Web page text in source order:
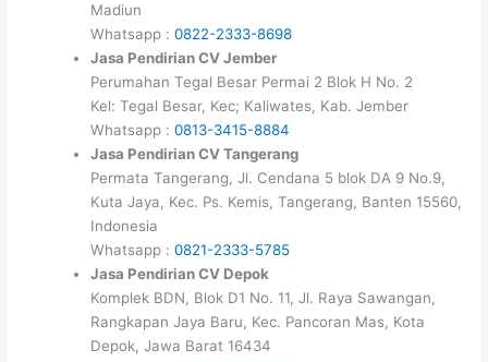
Madiun
Whatsapp : 0822-2333-8698
Jasa Pendirian CV Jember
Perumahan Tegal Besar Permai 2 Blok H No. 2
Kel: Tegal Besar, Kec; Kaliwates, Kab. Jember
Whatsapp : 0813-3415-8884
Jasa Pendirian CV Tangerang
Permata Tangerang, Jl. Cendana 5 blok DA 9 No.9,
Kuta Jaya, Kec. Ps. Kemis, Tangerang, Banten 15560,
Indonesia
Whatsapp : 0821-2333-5785
Jasa Pendirian CV Depok
Komplek BDN, Blok D1 No. 11, Jl. Raya Sawangan,
Rangkapan Jaya Baru, Kec. Pancoran Mas, Kota
Depok, Jawa Barat 16434